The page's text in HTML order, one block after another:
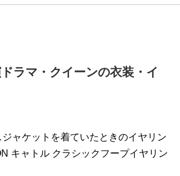
ラマ・クイーンの衣装・イ
ャケットを着ていたときのイヤリン
キャトル クラシックフープイヤリン